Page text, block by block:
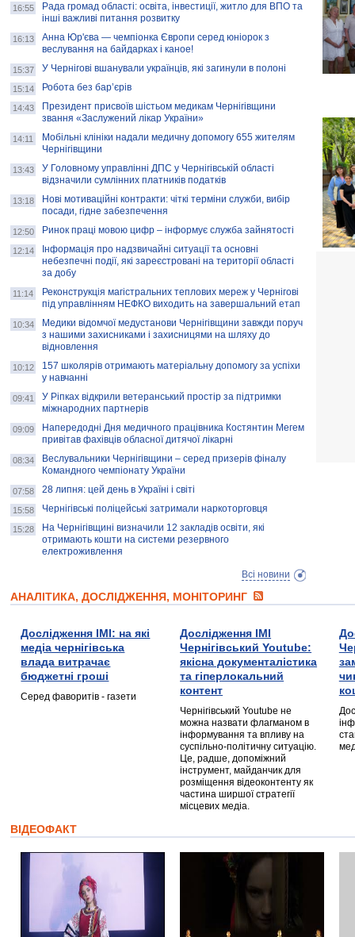
AB InBev Efes Україна підтримала
навчальний проєкт "Молодіжна бізнес-
школа", спрямований на розвиток
підприємництва у Чернігівській області
Золота тварина: видання Forbes
написало про чернігівця Патрона: хто і
скільки на ньому заробляє? І куди
витрачають?
16:55
Рада громад області: освіта, інвестиції, житло для ВПО та
інші важливі питання розвитку
16:13
Анна Юр'єва — чемпіонка Європи серед юніорок з
веслування на байдарках і каное!
15:37 У Чернігові вшанували українців, які загинули в полоні
15:14 Робота без бар’єрів
14:43
Президент присвоїв шістьом медикам Чернігівщини
звання «Заслужений лікар України»
14:11
Мобільні клініки надали медичну допомогу 655 жителям
Чернігівщини
13:43
У Головному управлінні ДПС у Чернігівській області
відзначили сумлінних платників податків
13:18
Нові мотиваційні контракти: чіткі терміни служби, вибір
посади, гідне забезпечення
12:50 Ринок праці мовою цифр – інформує служба зайнятості
12:14
Інформація про надзвичайні ситуації та основні
небезпечні події, які зареєстровані на території області
за добу
11:14
Реконструкція магістральних теплових мереж у Чернігові
під управлінням НЕФКО виходить на завершальний етап
10:34
Медики відомчої медустанови Чернігівщини завжди поруч
з нашими захисниками і захисницями на шляху до
відновлення
10:12
157 школярів отримають матеріальну допомогу за успіхи
у навчанні
09:41
У Ріпках відкрили ветеранський простір за підтримки
міжнародних партнерів
09:09
Напередодні Дня медичного працівника Костянтин Мегем
привітав фахівців обласної дитячої лікарні
08:34
Веслувальники Чернігівщини – серед призерів фіналу
Командного чемпіонату України
07:58 28 липня: цей день в Україні і світі
15:58 Чернігівські поліцейські затримали наркоторговця
15:28
На Чернігівщині визначили 12 закладів освіти, які
отримають кошти на системи резервного
електроживлення
Всі новини
АНАЛІТИКА, ДОСЛІДЖЕННЯ, МОНІТОРИНГ
Дослідження ІМІ: на які
медіа чернігівська
влада витрачає
бюджетні гроші
Серед фаворитів - газети
Дослідження ІМІ
Чернігівський Youtube:
якісна документалістика
та гіперлокальний
контент
Чернігівський Youtube не
можна назвати флагманом в
інформування та впливу на
суспільно-політичну ситуацію.
Це, радше, допоміжний
інструмент, майданчик для
розміщення відеоконтенту як
частина ширшої стратегії
місцевих медіа.
ВІДЕОФАКТ